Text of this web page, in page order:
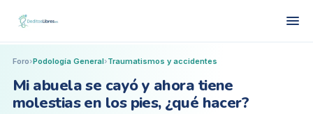
Foro›Podología General›Traumatismos y accidentes
Mi abuela se cayó y ahora tiene
molestias en los pies, ¿qué hacer?